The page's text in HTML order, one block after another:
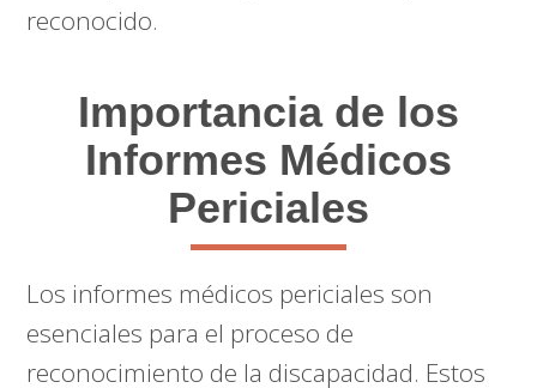
reconocido.
Importancia de los
Informes Médicos
Periciales
Los informes médicos periciales son
esenciales para el proceso de
reconocimiento de la discapacidad. Estos